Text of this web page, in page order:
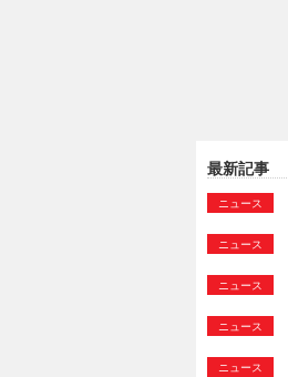
最新記事
ニュース
ニュース
ニュース
ニュース
ニュース